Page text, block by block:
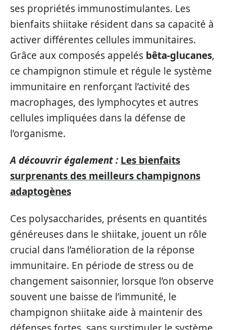
ses propriétés immunostimulantes. Les
bienfaits shiitake résident dans sa capacité à
activer différentes cellules immunitaires.
Grâce aux composés appelés bêta-glucanes,
ce champignon stimule et régule le système
immunitaire en renforçant l’activité des
macrophages, des lymphocytes et autres
cellules impliquées dans la défense de
l’organisme.
A découvrir également : Les bienfaits
surprenants des meilleurs champignons
adaptogènes
Ces polysaccharides, présents en quantités
généreuses dans le shiitake, jouent un rôle
crucial dans l’amélioration de la réponse
immunitaire. En période de stress ou de
changement saisonnier, lorsque l’on observe
souvent une baisse de l’immunité, le
champignon shiitake aide à maintenir des